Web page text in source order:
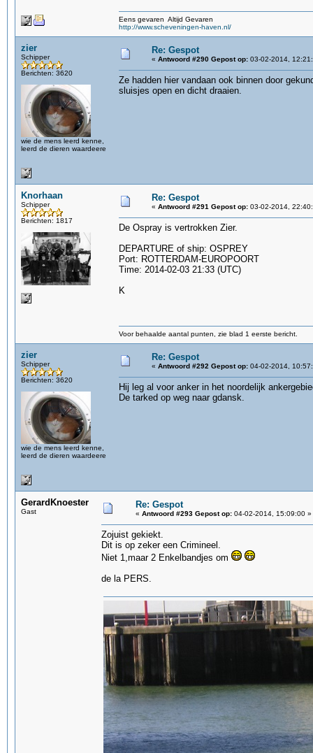
Eens gevaren Altijd Gevaren
http://www.scheveningen-haven.nl/
zier
Schipper
Berichten: 3620
wie de mens leerd kenne,
leerd de dieren waardeere
Re: Gespot
« Antwoord #290 Gepost op: 03-02-2014,
Ze hadden hier vandaan ook binnen door
sluisjes open en dicht draaien.
Knorhaan
Schipper
Berichten: 1817
Re: Gespot
« Antwoord #291 Gepost op: 03-02-2014,
De Ospray is vertrokken Zier.
DEPARTURE of ship: OSPREY
Port: ROTTERDAM-EUROPOORT
Time: 2014-02-03 21:33 (UTC)
K
Voor behaalde aantal punten, zie blad 1 eerste bericht.
zier
Schipper
Berichten: 3620
wie de mens leerd kenne,
leerd de dieren waardeere
Re: Gespot
« Antwoord #292 Gepost op: 04-02-2014,
Hij leg al voor anker in het noordelijk
De tarked op weg naar gdansk.
GerardKnoester
Gast
Re: Gespot
« Antwoord #293 Gepost op: 04-02-2014, 15:09:00 »
Zojuist gekiekt.
Dit is op zeker een Crimineel.
Niet 1,maar 2 Enkelbandjes om
de la PERS.